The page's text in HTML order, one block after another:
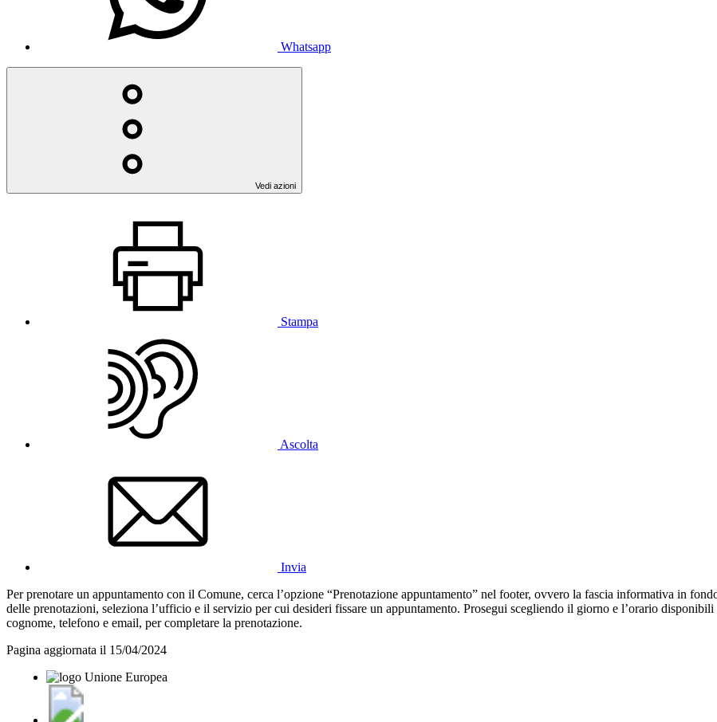
Whatsapp
Vedi azioni
Stampa
Ascolta
Invia
Per prenotare un appuntamento con il Comune, cerca l’opzione “Prenotazione appuntamento” nel footer, ovvero la fascia informativa in
delle prenotazioni, seleziona l’ufficio e il servizio per cui desideri fissare un appuntamento. Prosegui scegliendo il giorno e l’orario
cognome, telefono e email, per completare la prenotazione.
Pagina aggiornata il 15/04/2024